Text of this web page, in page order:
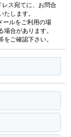
ス宛てに、お問合
します。
ールをご利用の場
合があります。
ご確認下さい。